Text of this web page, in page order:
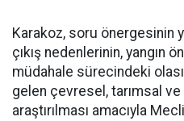
Karakoz, soru önergesinin
çıkış nedenlerinin, yangın
müdahale sürecindeki
gelen çevresel, tarımsal ve
araştırılması amacıyla